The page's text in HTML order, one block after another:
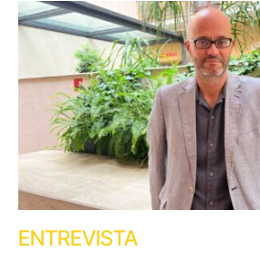
ENTREVISTA